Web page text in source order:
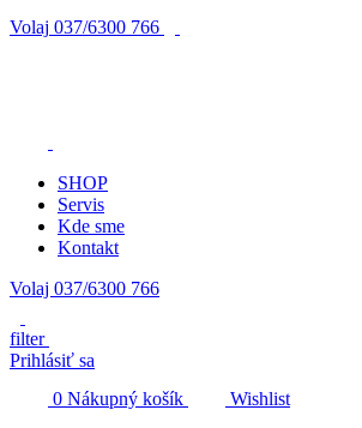
Volaj 037/6300 766
SHOP
Servis
Kde sme
Kontakt
Volaj 037/6300 766
filter
Prihlásiť sa
0 Nákupný košík
Wishlist